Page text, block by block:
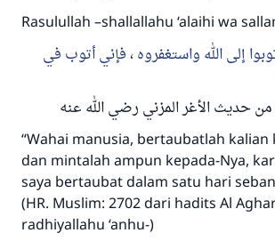
Rasulullah –shallallahu ‘alaihi wa
إلى الله واستغفروه ، فإني أتوب في
“Wahai manusia, bertaubatlah kalian
dan mintalah ampun kepada-Nya,
saya bertaubat dalam satu hari
(HR. Muslim: 2702 dari hadits Al
radhiyallahu ‘anhu-)